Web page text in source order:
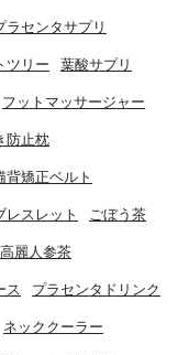
ラセンタサプリ
ツリー 葉酸サプリ
フットマッサージャー
防止枕
背矯正ベルト
レスレット ごぼう茶
高麗人参茶
ス プラセンタドリンク
ネッククーラー